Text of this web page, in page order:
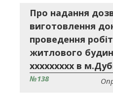
Про надання
виготовлення
проведення
житлового
ххххххххх в
№138